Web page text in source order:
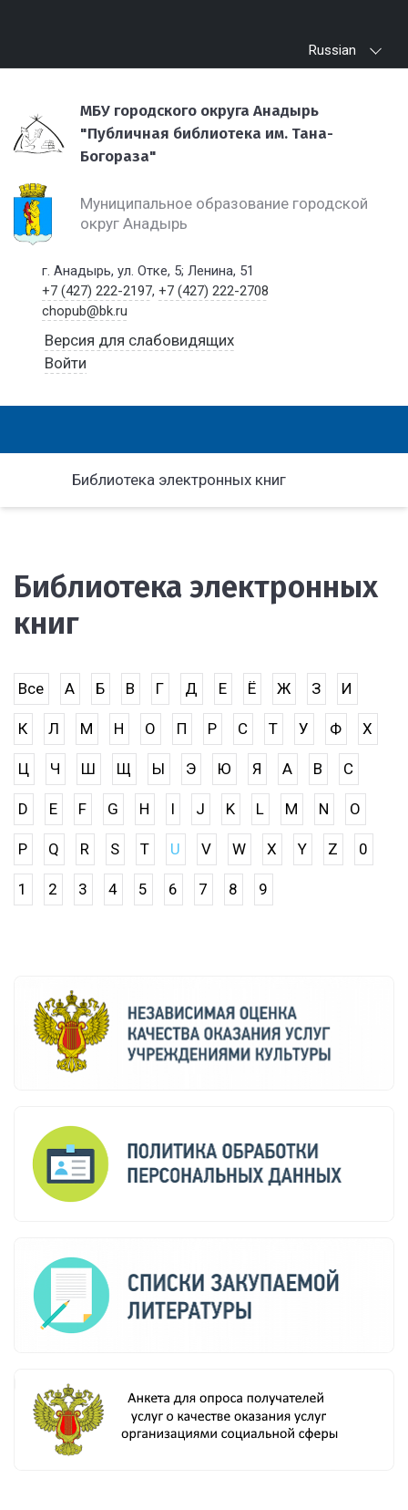
Russian
МБУ городского округа Анадырь
"Публичная библиотека им. Тана-
Богораза"
Муниципальное образование городской
округ Анадырь
г. Анадырь, ул. Отке, 5; Ленина, 51
+7 (427) 222-2197,+7 (427) 222-2708
chopub@bk.ru
Версия для слабовидящих
Войти
Библиотека электронных книг
Библиотека электронных
книг
Все А Б В Г Д Е Ё Ж З И
К Л М Н О П Р С Т У Ф Х
Ц Ч Ш Щ Ы Э Ю Я A B C
D E F G H I J K L M N O
P Q R S T U V W X Y Z 0
1 2 3 4 5 6 7 8 9